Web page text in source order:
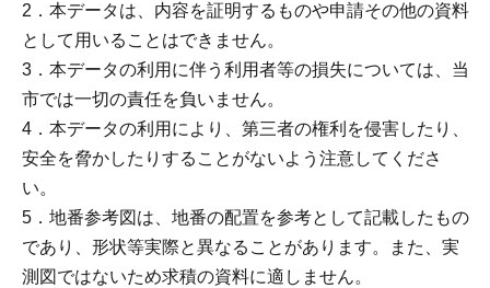
2．本データは、内容を証明するものや申請その他の資料
として用いることはできません。
3．本データの利用に伴う利用者等の損失については、当
市では一切の責任を負いません。
4．本データの利用により、第三者の権利を侵害したり、
安全を脅かしたりすることがないよう注意してくださ
い。
5．地番参考図は、地番の配置を参考として記載したもの
であり、形状等実際と異なることがあります。また、実
測図ではないため求積の資料に適しません。